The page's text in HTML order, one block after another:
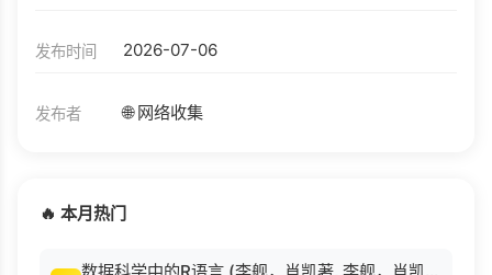
发布时间 2026-07-06
发布者 🌐 网络收集
🔥 本月热门